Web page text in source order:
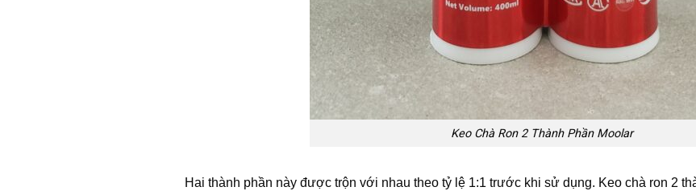
Keo Chà Ron 2 Thành Phần Moolar
Hai thành phần này được trộn với nhau theo tỷ lệ 1:1 trước khi sử dụng. Keo chà ron 2